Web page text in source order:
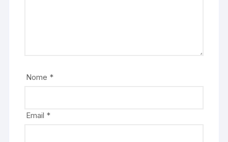
Nome *
Email *